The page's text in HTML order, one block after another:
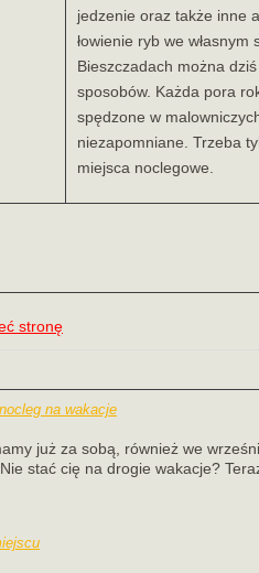
jedzenie oraz także inne
łowienie ryb we
Bieszczadach można
sposobów. Każda pora
spędzone w
niezapomniane. Trzeba
miejsca noclegowe.
stronę
na wakacje
już za sobą, również we
stać cię na drogie wakacje?